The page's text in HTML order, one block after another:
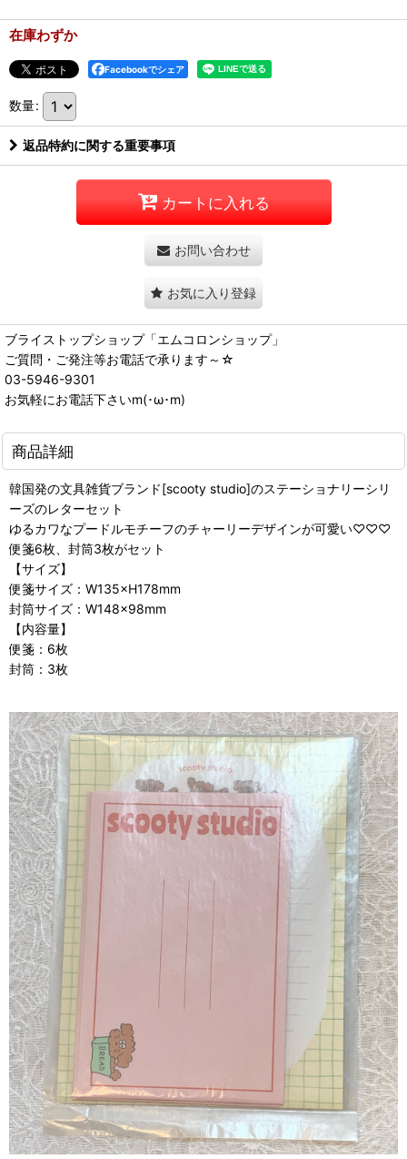
在庫わずか
Facebookでシェア
数量:
返品特約に関する重要事項
カートに入れる
お問い合わせ
お気に入り登録
ブライストップショップ「エムコロンショップ」
ご質問・ご発注等お電話で承ります～☆
03-5946-9301
お気軽にお電話下さいm(･ω･m)
商品詳細
韓国発の文具雑貨ブランド[scooty studio]のステーショナリーシリ
ーズのレターセット
ゆるカワなプードルモチーフのチャーリーデザインが可愛い♡♡♡
便箋6枚、封筒3枚がセット
【サイズ】
便箋サイズ：W135×H178mm
封筒サイズ：W148×98mm
【内容量】
便箋：6枚
封筒：3枚